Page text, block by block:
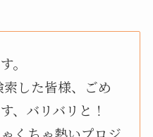
。
索した皆様、ごめ
、バリバリと！